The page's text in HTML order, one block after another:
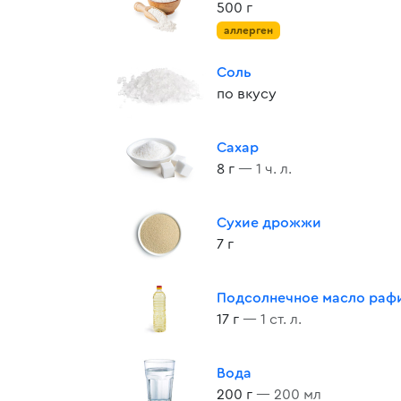
500 г
аллерген
Соль
по вкусу
Сахар
8 г — 1 ч. л.
Сухие дрожжи
7 г
Подсолнечное масло
17 г — 1 ст. л.
Вода
200 г — 200 мл